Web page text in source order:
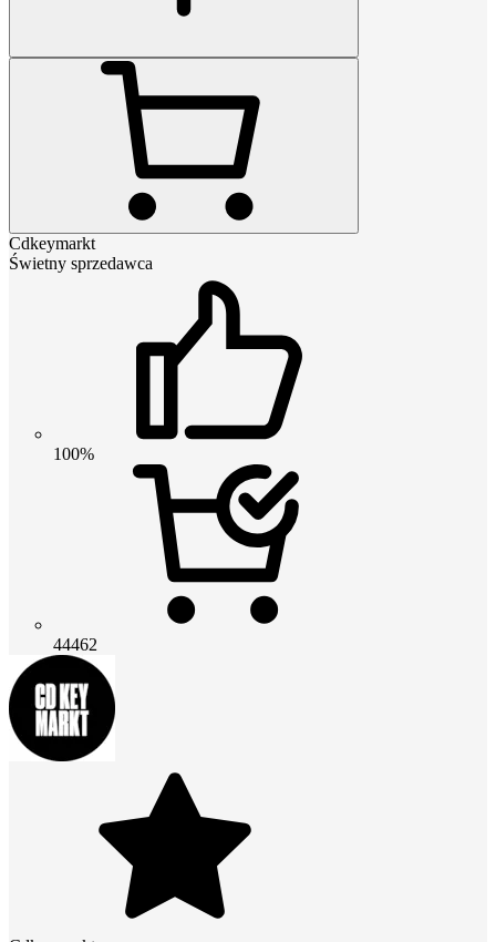
Cdkeymarkt
Świetny sprzedawca
100%
44462